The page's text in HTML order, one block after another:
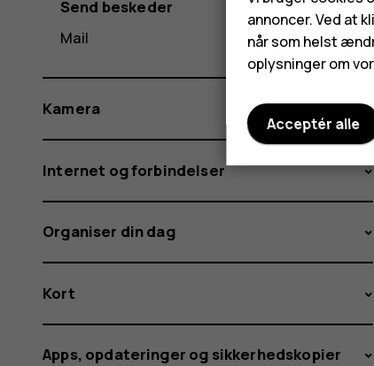
Send beskeder
Mail
Kamera
Internet og forbindelser
Organiser din dag
Kort
Apps, opdateringer og sikkerhedskopier
annoncer. Ved at
når som helst
oplysninger om
Acceptér alle